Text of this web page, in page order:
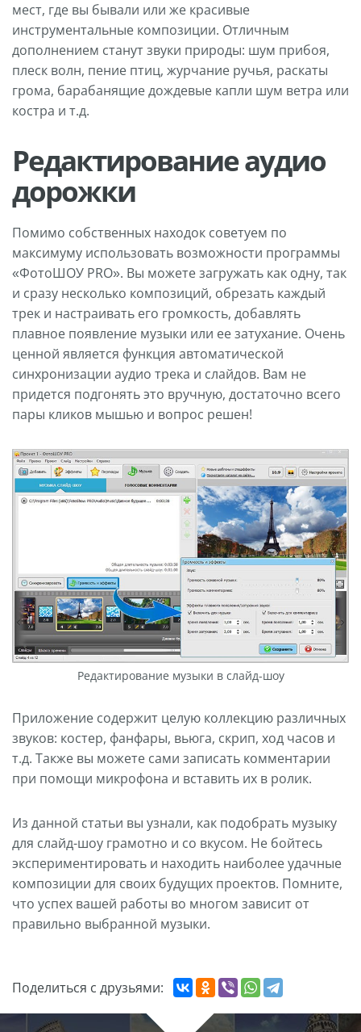
мест, где вы бывали или же красивые
инструментальные композиции. Отличным
дополнением станут звуки природы: шум прибоя,
плеск волн, пение птиц, журчание ручья, раскаты
грома, барабанящие дождевые капли шум ветра или
костра и т.д.
Редактирование аудио
дорожки
Помимо собственных находок советуем по
максимуму использовать возможности программы
«ФотоШОУ PRO». Вы можете загружать как одну, так
и сразу несколько композиций, обрезать каждый
трек и настраивать его громкость, добавлять
плавное появление музыки или ее затухание. Очень
ценной является функция автоматической
синхронизации аудио трека и слайдов. Вам не
придется подгонять это вручную, достаточно всего
пары кликов мышью и вопрос решен!
Редактирование музыки в слайд-шоу
Приложение содержит целую коллекцию различных
звуков: костер, фанфары, вьюга, скрип, ход часов и
т.д. Также вы можете сами записать комментарии
при помощи микрофона и вставить их в ролик.
Из данной статьи вы узнали, как подобрать музыку
для слайд-шоу грамотно и со вкусом. Не бойтесь
экспериментировать и находить наиболее удачные
композиции для своих будущих проектов. Помните,
что успех вашей работы во многом зависит от
правильно выбранной музыки.
Поделиться с друзьями: